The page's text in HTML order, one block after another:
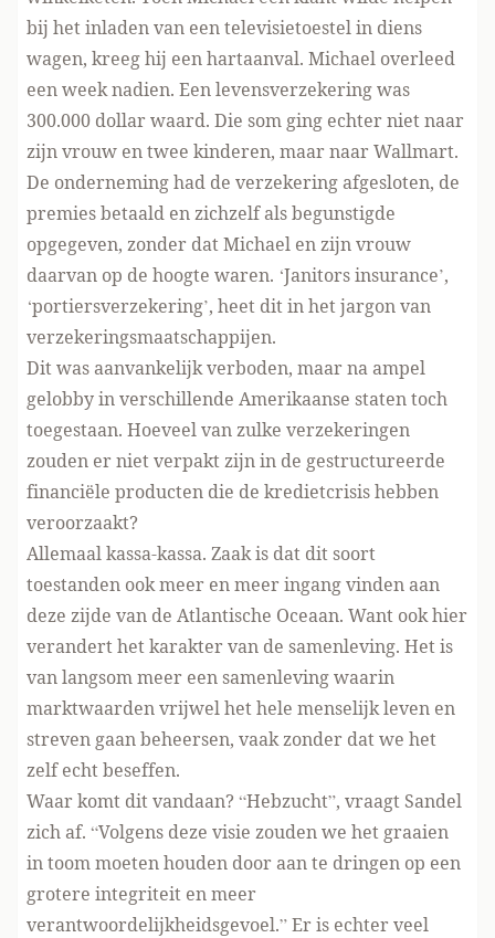
bij het inladen van een televisietoestel in diens
wagen, kreeg hij een hartaanval. Michael overleed
een week nadien. Een levensverzekering was
300.000 dollar waard. Die som ging echter niet naar
zijn vrouw en twee kinderen, maar naar Wallmart.
De onderneming had de verzekering afgesloten, de
premies betaald en zichzelf als begunstigde
opgegeven, zonder dat Michael en zijn vrouw
daarvan op de hoogte waren. ‘Janitors insurance’,
‘portiersverzekering’, heet dit in het jargon van
verzekeringsmaatschappijen.
Dit was aanvankelijk verboden, maar na ampel
gelobby in verschillende Amerikaanse staten toch
toegestaan. Hoeveel van zulke verzekeringen
zouden er niet verpakt zijn in de gestructureerde
financiële producten die de kredietcrisis hebben
veroorzaakt?
Allemaal kassa-kassa. Zaak is dat dit soort
toestanden ook meer en meer ingang vinden aan
deze zijde van de Atlantische Oceaan. Want ook hier
verandert het karakter van de samenleving. Het is
van langsom meer een samenleving waarin
marktwaarden vrijwel het hele menselijk leven en
streven gaan beheersen, vaak zonder dat we het
zelf echt beseffen.
Waar komt dit vandaan? “Hebzucht”, vraagt Sandel
zich af. “Volgens deze visie zouden we het graaien
in toom moeten houden door aan te dringen op een
grotere integriteit en meer
verantwoordelijkheidsgevoel.” Er is echter veel